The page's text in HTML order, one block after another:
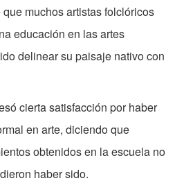
muchos artistas folclóricos
educación en las artes
delinear su paisaje nativo con
cierta satisfacción por haber
en arte, diciendo que
obtenidos en la escuela no
haber sido.